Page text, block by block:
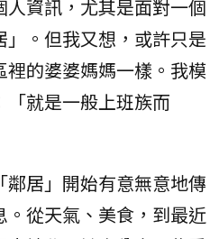
資訊，尤其是面對一個
。但我又想，或許只是
的婆婆媽媽一樣。我模
就是一般上班族而
居」開始有意無意地傳
從天氣、美食，到最近